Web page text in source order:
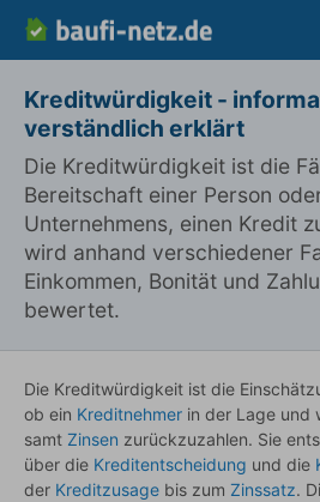
Ratgeber
Fragen
Lexikon
Über uns
Kontakt
Kreditwürdigkeit -
verständlich erklärt
Die Kreditwürdigkeit ist die
Bereitschaft einer Person
Unternehmens, einen Kredit
wird anhand verschiedener
Einkommen, Bonität und
bewertet.
Die Kreditwürdigkeit ist die
ob ein Kreditnehmer in der Lage und
samt Zinsen zurückzuzahlen. Sie
über die Kreditentscheidung und die
der Kreditzusage bis zum Zinssatz.